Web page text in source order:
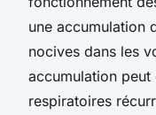
une accumulation
nocives dans les
accumulation
respiratoires